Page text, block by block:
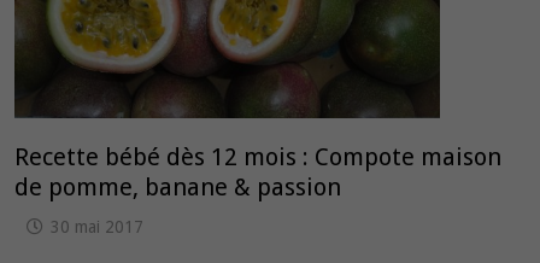
Recette bébé dès 12 mois : Compote maison
de pomme, banane & passion
30 mai 2017